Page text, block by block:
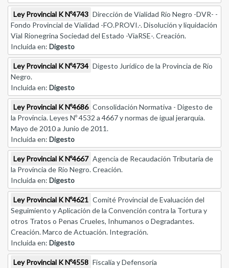
Ley Provincial K Nº4743 Dirección de Vialidad Río Negro -DVR- -
Fondo Provincial de Vialidad -FO.PROVI.-. Disolución y liquidación
Vial Rionegrina Sociedad del Estado -ViaRSE-. Creación.
Incluida en: Digesto
Ley Provincial K Nº4734 Digesto Jurídico de la Provincia de Río
Negro.
Incluida en: Digesto
Ley Provincial K Nº4686 Consolidación Normativa - Digesto de
la Provincia. Leyes Nº 4532 a 4667 y normas de igual jerarquía.
Mayo de 2010 a Junio de 2011.
Incluida en: Digesto
Ley Provincial K Nº4667 Agencia de Recaudación Tributaria de
la Provincia de Río Negro. Creación.
Incluida en: Digesto
Ley Provincial K Nº4621 Comité Provincial de Evaluación del
Seguimiento y Aplicación de la Convención contra la Tortura y
otros Tratos o Penas Crueles, Inhumanos o Degradantes.
Creación. Marco de Actuación. Integración.
Incluida en: Digesto
Ley Provincial K Nº4558 Fiscalía y Defensoría